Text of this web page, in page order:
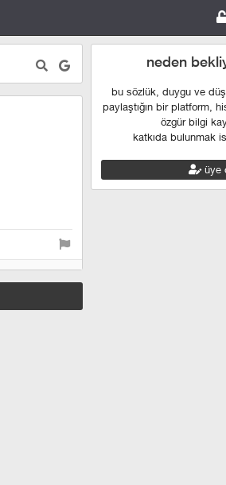
neden
bu sözlük, duygu ve
paylaştığın bir platform,
özgür bilgi
katkıda bulunmak
üye